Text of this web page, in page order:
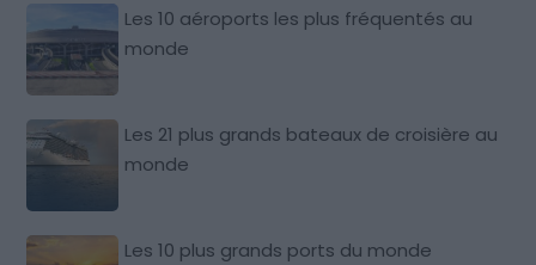
Les 10 aéroports les plus fréquentés au
monde
Les 21 plus grands bateaux de croisière au
monde
Les 10 plus grands ports du monde